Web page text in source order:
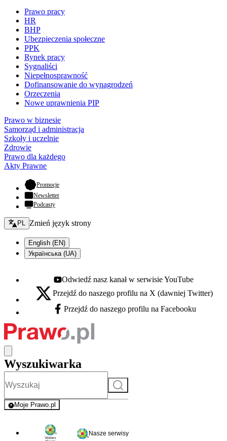
Prawo pracy
HR
BHP
Ubezpieczenia społeczne
PPK
Rynek pracy
Sygnaliści
Niepełnosprawność
Dofinansowanie do wynagrodzeń
Orzeczenia
Nowe uprawnienia PIP
Prawo w biznesie
Samorząd i administracja
Szkoły i uczelnie
Zdrowie
Prawo dla każdego
Akty Prawne
Promocje- otwiera się w nowej karcie
Newsletter
Podcasty
Zmień język - bieżący:
PL Zmień język strony
English (EN)
Українська (UA)
Youtube - otwiera się w nowej karcie
Odwiedź nasz kanał w serwisie YouTube
X - otwiera się w nowej karcie
Przejdź do naszego profilu na X (dawniej Twitter)
Facebook - otwiera się w nowej karcie
Przejdź do naszego profilu na Facebooku
Wyszukiwarka
Szukaj
Moje Prawo.pl
- rejestracja i logowanie do serwisu
Nasze serwisy